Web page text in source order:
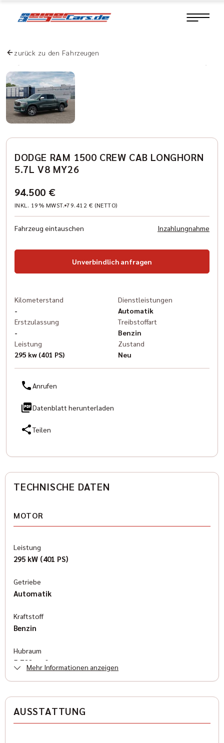
zurück zu den Fahrzeugen
DODGE RAM 1500 CREW CAB LONGHORN
5.7L V8 MY26
94.500 €
INKL. 19% MWST. 79.412 € (NETTO)
Fahrzeug eintauschen Inzahlungnahme
Unverbindlich anfragen
Kilometerstand
-
Erstzulassung
-
Leistung
295 kw (401 PS)
Dienstleistungen
Automatik
Treibstoffart
Benzin
Zustand
Neu
Anrufen
Datenblatt herunterladen
Teilen
TECHNISCHE DATEN
MOTOR
Leistung
295 kW (401 PS)
Getriebe
Automatik
Kraftstoff
Benzin
Hubraum
5.700 cm³
Allradantrieb
Mehr Informationen anzeigen
AUSSTATTUNG